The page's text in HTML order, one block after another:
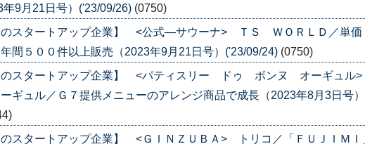
年9月21日号）('23/09/26) (0750)
のスタートアップ企業】 <公式―サウーナ> ＴＳ ＷＯＲＬＤ／単価
間５００件以上販売（2023年9月21日号）('23/09/24) (0750)
のスタートアップ企業】 <パティスリー ドゥ ボンヌ オーギュル
ギュル／Ｇ７提供メニューのアレンジ商品で成長（2023年8月3日号
のスタートアップ企業】 <ＧＩＮＺＵＢＡ> トリコ／「ＦＵＪＩＭＩ